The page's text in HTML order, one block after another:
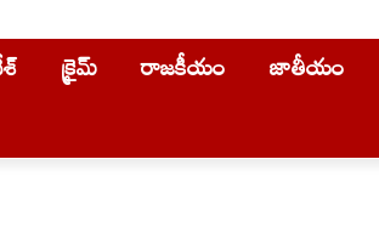
క్రైమ్ రాజకీయం జాతీయం